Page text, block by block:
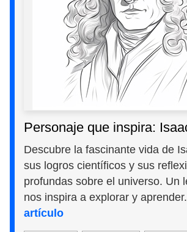
Personaje que inspira:
Descubre la fascinante vida de
sus logros científicos y sus
profundas sobre el universo. Un
nos inspira a explorar y aprender.
artículo